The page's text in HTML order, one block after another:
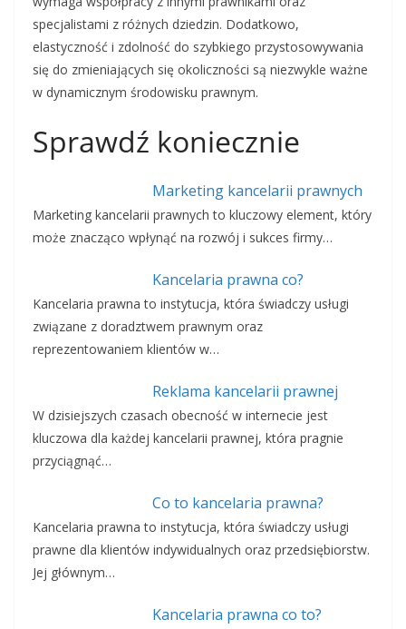
specjalistami z różnych dziedzin. Dodatkowo,
elastyczność i zdolność do szybkiego przystosowywania
się do zmieniających się okoliczności są niezwykle ważne
w dynamicznym środowisku prawnym.
Sprawdź koniecznie
Marketing kancelarii prawnych
Marketing kancelarii prawnych to kluczowy element, który
może znacząco wpłynąć na rozwój i sukces firmy…
Kancelaria prawna co?
Kancelaria prawna to instytucja, która świadczy usługi
związane z doradztwem prawnym oraz
reprezentowaniem klientów w…
Reklama kancelarii prawnej
W dzisiejszych czasach obecność w internecie jest
kluczowa dla każdej kancelarii prawnej, która pragnie
przyciągnąć…
Co to kancelaria prawna?
Kancelaria prawna to instytucja, która świadczy usługi
prawne dla klientów indywidualnych oraz przedsiębiorstw.
Jej głównym…
Kancelaria prawna co to?